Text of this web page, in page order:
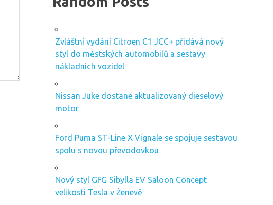
Zvláštní vydání Citroen C1 JCC+ přidává nový
styl do městských automobilů a sestavy
nákladních vozidel
Nissan Juke dostane aktualizovaný dieselový
motor
Ford Puma ST-Line X Vignale se spojuje sestavou
spolu s novou převodovkou
Nový styl GFG Sibylla EV Saloon Concept
velikosti Tesla v Ženevě